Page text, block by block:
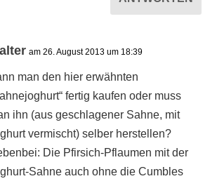
am 26. August 2013 um 18:39
man den hier erwähnten
fertig kaufen oder muss
ihn (aus geschlagener Sahne, mit
vermischt) selber herstellen?
Die Pfirsich-Pflaumen mit der
Sahne auch ohne die Cumbles